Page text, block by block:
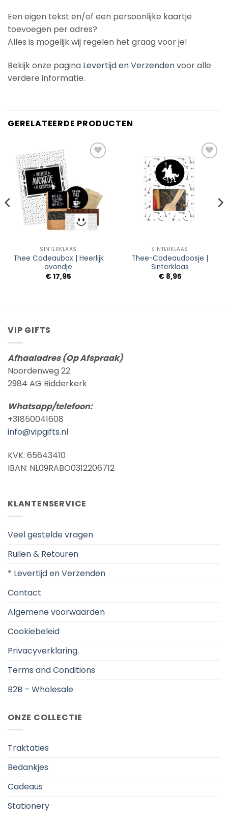
Een eigen tekst en/of een persoonlijke kaartje
toevoegen per adres?
Alles is mogelijk wij regelen het graag voor je!
Bekijk onze pagina Levertijd en Verzendenvoor alle
verdere informatie.
GERELATEERDE PRODUCTEN
SINTERKLAAS
Thee Cadeaubox | Heerlijk
avondje
€17,95
Add to
SINTERKLAAS
Thee-Cadeaudoosje |
Sinterklaas
€8,95
VIP GIFTS
Afhaaladres (Op Afspraak)
Noordenweg 22
2984 AG Ridderkerk
Whatsapp/telefoon:
+31850041608
info@vipgifts.nl
KVK: 65643410
IBAN: NL09RABO0312206712
KLANTENSERVICE
Veel gestelde vragen
Ruilen & Retouren
* Levertijd en Verzenden
Contact
Algemene voorwaarden
Cookiebeleid
Privacyverklaring
Terms and Conditions
B2B – Wholesale
ONZE COLLECTIE
Traktaties
Bedankjes
Cadeaus
Stationery